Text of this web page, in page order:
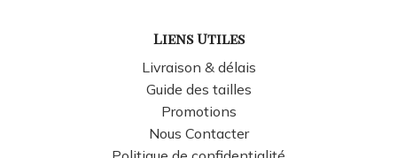
Liens Utiles
Livraison & délais
Guide des tailles
Promotions
Nous Contacter